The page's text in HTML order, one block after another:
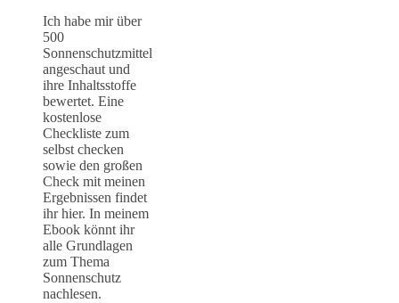
Ich habe mir über
500
Sonnenschutzmittel
angeschaut und
ihre Inhaltsstoffe
bewertet. Eine
kostenlose
Checkliste zum
selbst checken
sowie den großen
Check mit meinen
Ergebnissen findet
ihr hier. In meinem
Ebook könnt ihr
alle Grundlagen
zum Thema
Sonnenschutz
nachlesen.